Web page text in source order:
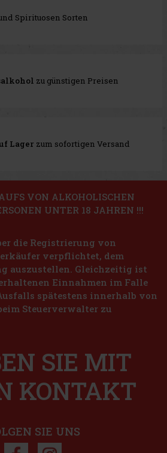
Spirituosen Sorten
zu günstigen Preisen
Lager zum sofortigen Versand
VON ALKOHOLISCHEN
UNTER 18 JAHREN !!!
die Registrierung von
verpflichtet, dem
auszustellen. Gleichzeitig ist
Einnahmen im Falle
spätestens innerhalb von
Steuerverwalter zu
SIE MIT
KONTAKT
SIE UNS